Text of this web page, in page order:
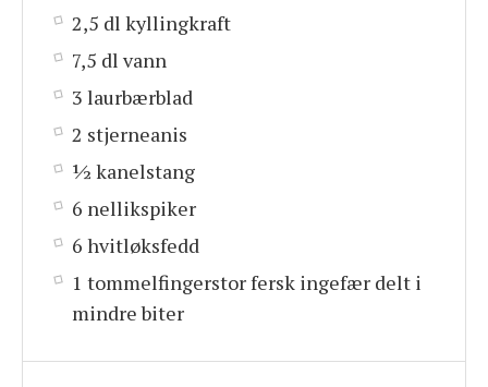
2,5 dl kyllingkraft
7,5 dl vann
3 laurbærblad
2 stjerneanis
½ kanelstang
6 nellikspiker
6 hvitløksfedd
1 tommelfingerstor fersk ingefær delt i
mindre biter